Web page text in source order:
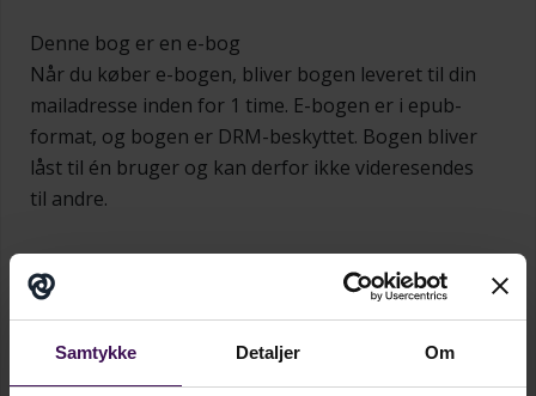
Samtykke Detaljer Om
Denne bog er en e-bog
Når du køber e-bogen, bliver bogen leveret til din
mailadresse inden for 1 time. E-bogen er i epub-
format, og bogen er DRM-beskyttet. Bogen bliver
låst til én bruger og kan derfor ikke videresendes
til andre.
Institutionaliseringen har betydet en inddragelse
af civilsamfundets funktioner i
velfærdssamfundets opgaveløsninger. Det
medfører at noget så privat som omsorg for og
opdragelse af børn i stigende grad er blevet en